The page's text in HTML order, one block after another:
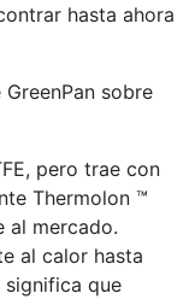
hasta ahora
GreenPan sobre
pero trae con
Thermolon ™
al mercado.
al calor hasta
significa que